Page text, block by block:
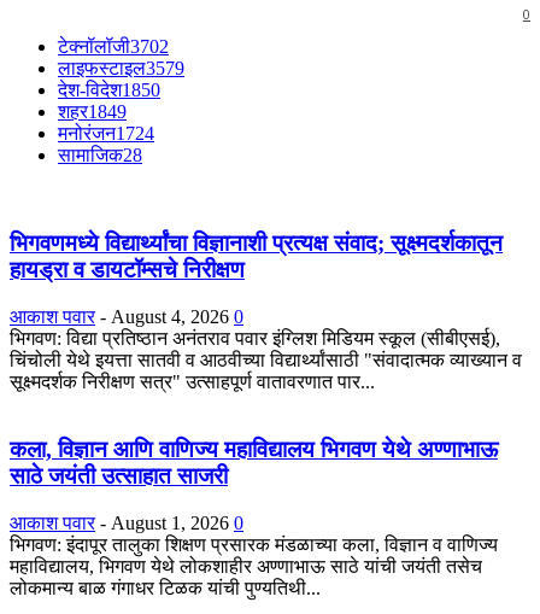
0
टेक्नॉलॉजी3702
लाइफस्टाइल3579
देश-विदेश1850
शहर1849
मनोरंजन1724
सामाजिक28
भिगवणमध्ये विद्यार्थ्यांचा विज्ञानाशी प्रत्यक्ष संवाद; सूक्ष्मदर्शकातून
हायड्रा व डायटॉम्सचे निरीक्षण
आकाश पवार - August 4, 2026 0
भिगवण: विद्या प्रतिष्ठान अनंतराव पवार इंग्लिश मिडियम स्कूल (सीबीएसई),
चिंचोली येथे इयत्ता सातवी व आठवीच्या विद्यार्थ्यांसाठी "संवादात्मक व्याख्यान व
सूक्ष्मदर्शक निरीक्षण सत्र" उत्साहपूर्ण वातावरणात पार...
कला, विज्ञान आणि वाणिज्य महाविद्यालय भिगवण येथे अण्णाभाऊ
साठे जयंती उत्साहात साजरी
आकाश पवार - August 1, 2026 0
भिगवण: इंदापूर तालुका शिक्षण प्रसारक मंडळाच्या कला, विज्ञान व वाणिज्य
महाविद्यालय, भिगवण येथे लोकशाहीर अण्णाभाऊ साठे यांची जयंती तसेच
लोकमान्य बाळ गंगाधर टिळक यांची पुण्यतिथी...